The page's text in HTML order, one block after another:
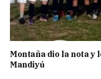
Montaña dio la nota y
Mandiyú